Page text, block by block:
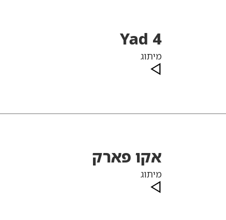
Yad 4
מיתוג
אקו פארק
מיתוג